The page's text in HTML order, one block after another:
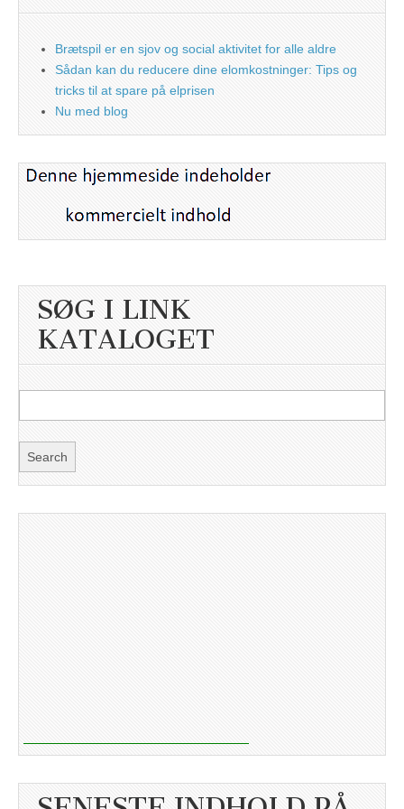
Brætspil er en sjov og social aktivitet for alle aldre
Sådan kan du reducere dine elomkostninger: Tips og
tricks til at spare på elprisen
Nu med blog
SØG I LINK
KATALOGET